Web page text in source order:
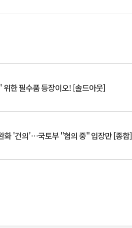
한 필수품 등장이오! [솔드아웃]
화 '건의'⋯국토부 "협의 중" 입장만 [종합]